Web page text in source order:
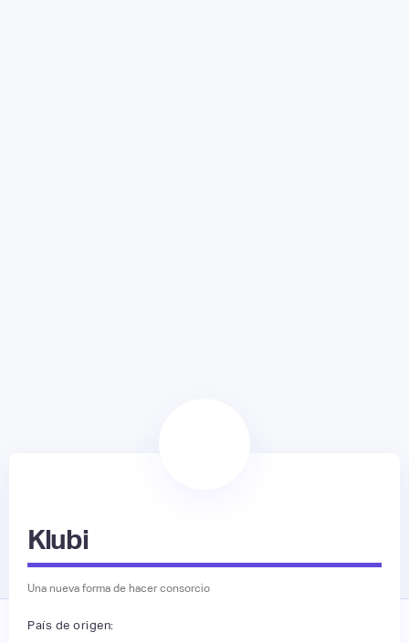
Klubi
Una nueva forma de hacer consorcio
País de origen: